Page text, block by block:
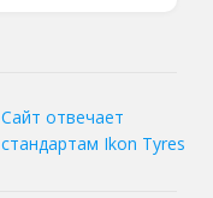
Сайт отвечает
стандартам Ikon Tyres